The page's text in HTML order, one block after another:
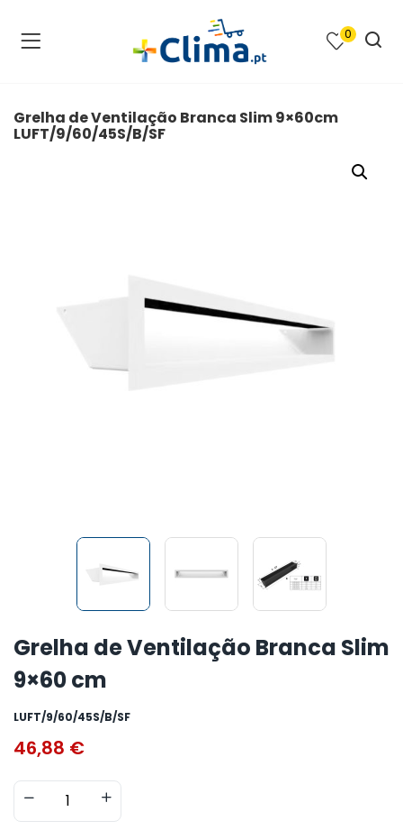
0
Grelha de Ventilação Branca Slim 9×60cm
LUFT/9/60/45S/B/SF
Grelha de Ventilação Branca Slim
9×60 cm
LUFT/9/60/45S/B/SF
46,88 €